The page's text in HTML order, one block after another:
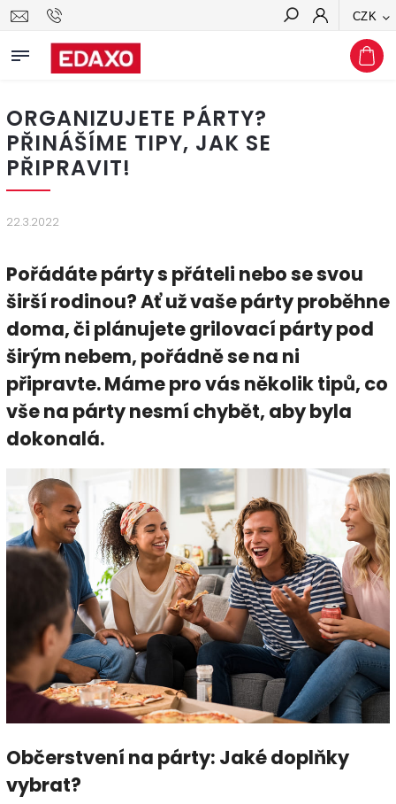
CZK
Hledat
ORGANIZUJETE PÁRTY?
PŘINÁŠÍME TIPY, JAK SE
PŘIPRAVIT!
22.3.2022
Pořádáte párty s přáteli nebo se svou
širší rodinou? Ať už vaše párty proběhne
doma, či plánujete grilovací párty pod
širým nebem, pořádně se na ni
připravte. Máme pro vás několik tipů, co
vše na párty nesmí chybět, aby byla
dokonalá.
Občerstvení na párty: Jaké doplňky
vybrat?